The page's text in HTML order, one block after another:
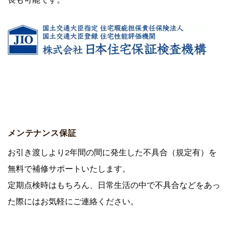
メンテナンス保証
お引き渡しより2年間の間に発生した不具合（規定有）を
無料で補修サポートいたします。
定期点検時はもちろん、日常生活の中で不具合などをあっ
た際にはお気軽にご連絡ください。